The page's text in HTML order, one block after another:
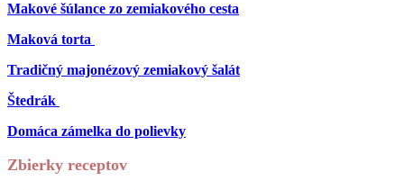
Makové šúlance zo zemiakového cesta
Maková torta
Tradičný majonézový zemiakový šalát
Štedrák
Domáca zámelka do polievky
Zbierky receptov